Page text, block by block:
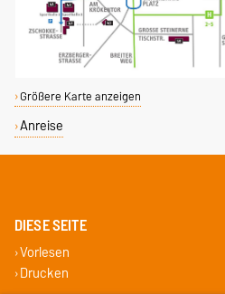
Größere Karte anzeigen
Anreise
DIESE SEITE
Vorlesen
Drucken